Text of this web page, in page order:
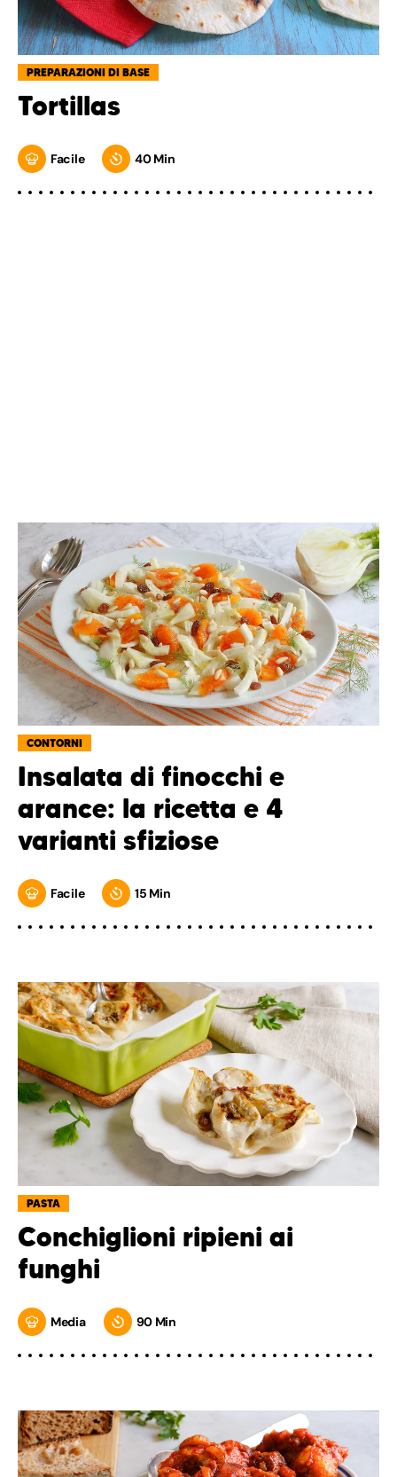
PREPARAZIONI DI BASE
Tortillas
Facile 40 Min
CONTORNI
Insalata di finocchi e
arance: la ricetta e 4
varianti sfiziose
Facile 15 Min
PASTA
Conchiglioni ripieni ai
funghi
Media 90 Min